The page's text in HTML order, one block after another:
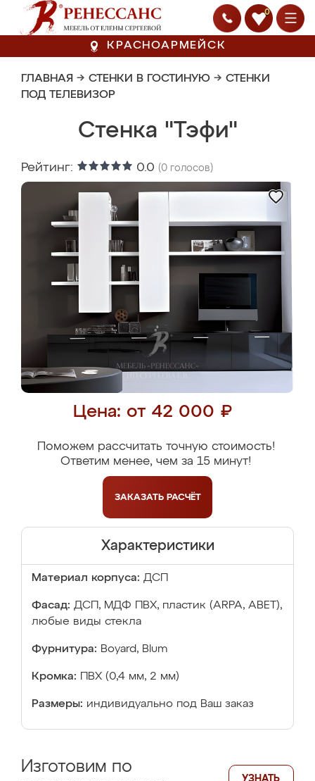
0
КРАСНОАРМЕЙСК
ГЛАВНАЯ → СТЕНКИ В ГОСТИНУЮ → СТЕНКИ
ПОД ТЕЛЕВИЗОР
Стенка "Тэфи"
Рейтинг: 0.0 (0 голосов)
Цена: от 42 000 ₽
Поможем рассчитать точную стоимость!
Ответим менее, чем за 15 минут!
ЗАКАЗАТЬ РАСЧЁТ
Характеристики
Материал корпуса: ДСП
Фасад: ДСП, МДФ ПВХ, пластик (ARPA, ABET),
любые виды стекла
Фурнитура: Boyard, Blum
Кромка: ПВХ (0,4 мм, 2 мм)
Размеры: индивидуально под Ваш заказ
Изготовим по
УЗНАТЬ